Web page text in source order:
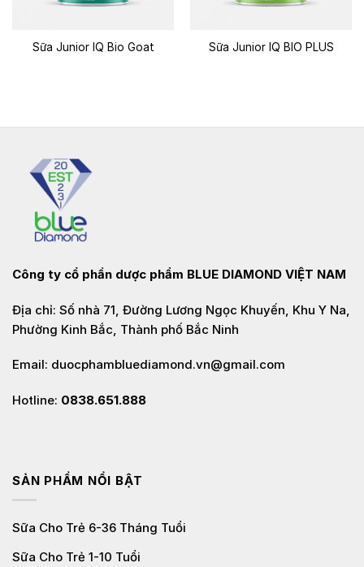
Sữa Junior IQ Bio Goat Sữa Junior IQ BIO PLUS
Công ty cổ phần dược phẩm BLUE DIAMOND VIỆT NAM
Địa chỉ: Số nhà 71, Đường Lương Ngọc Khuyến, Khu Y Na,
Phường Kinh Bắc, Thành phố Bắc Ninh
Email: duocphambluediamond.vn@gmail.com
Hotline: 0838.651.888
SẢN PHẨM NỔI BẬT
Sữa Cho Trẻ 6-36 Tháng Tuổi
Sữa Cho Trẻ 1-10 Tuổi